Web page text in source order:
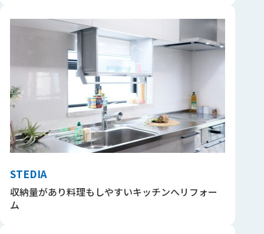
STEDIA
収納量があり料理もしやすいキッチンへリフォー
ム